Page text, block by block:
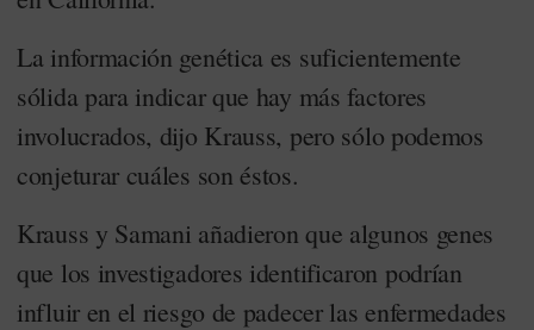
La información genética es suficientemente
sólida para indicar que hay más factores
involucrados, dijo Krauss, pero sólo podemos
conjeturar cuáles son éstos.
Krauss y Samani añadieron que algunos genes
que los investigadores identificaron podrían
influir en el riesgo de padecer las enfermedades